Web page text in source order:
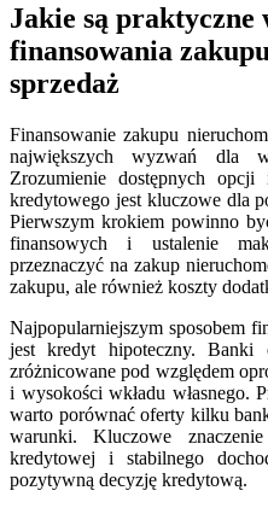
Jakie są praktyczne
finansowania
sprzedaż
Finansowanie zakupu
największych wyzwań dla
Zrozumienie dostępnych
kredytowego jest kluczowe dla
Pierwszym krokiem powinno
finansowych i ustalenie
przeznaczyć na zakup
zakupu, ale również koszty
Najpopularniejszym sposobem
jest kredyt hipoteczny. Banki
zróżnicowane pod względem
i wysokości wkładu własnego.
warto porównać oferty kilku
warunki. Kluczowe
kredytowej i stabilnego
pozytywną decyzję kredytową.